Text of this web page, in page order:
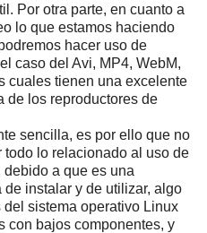
Por otra parte, en cuanto a
lo que estamos haciendo
hacer uso de
caso del Avi, MP4, WebM,
cuales tienen una excelente
de los reproductores de
sencilla, es por ello que no
lo relacionado al uso de
debido a que es una
instalar y de utilizar, algo
sistema operativo Linux
con bajos componentes, y